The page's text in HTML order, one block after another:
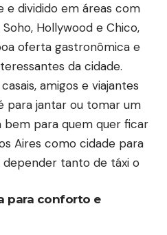
e dividido em áreas com
Hollywood e Chico,
oferta gastronômica e
da cidade.
amigos e viajantes
para jantar ou tomar um
bem para quem quer ficar
Aires como cidade para
tanto de táxi o
para conforto e